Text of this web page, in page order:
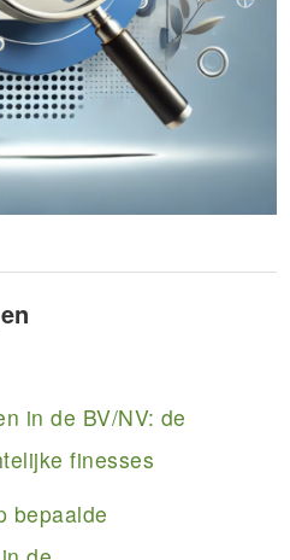
in de BV/NV: de
finesses
bepaalde